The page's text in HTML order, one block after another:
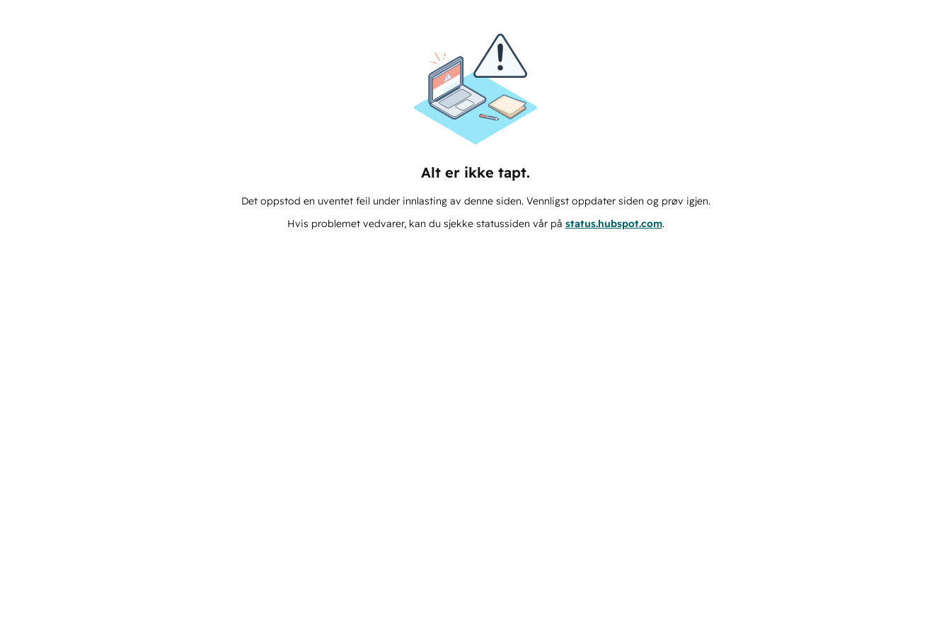
Alt er ikke tapt.
Det oppstod en uventet feil under innlasting av denne siden. Vennligst oppdater siden og prøv igjen.
Hvis problemet vedvarer, kan du sjekke statussiden vår på status.hubspot.com.